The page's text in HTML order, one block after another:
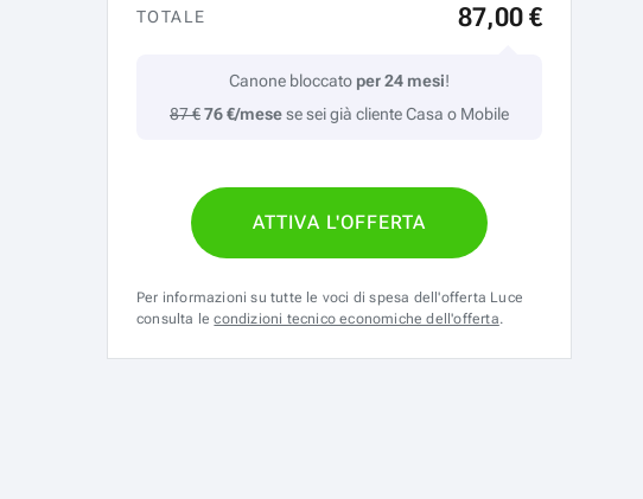
TOTALE 87,00 €
Canone bloccato per 24 mesi!
87 €76 €/mesese sei già cliente Casa o Mobile
ATTIVA L'OFFERTA
Per informazioni su tutte le voci di spesa dell'offerta Luce
consulta lecondizioni tecnico economiche dell'offerta.